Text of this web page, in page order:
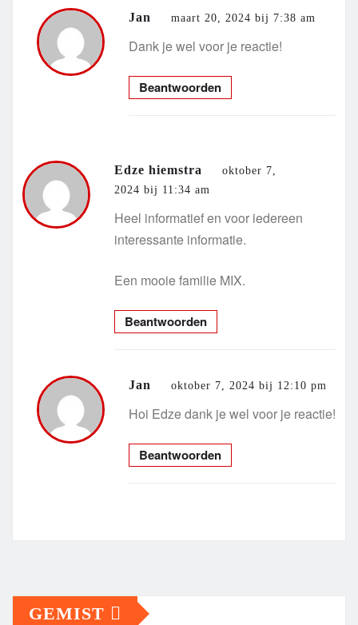
Jan maart 20, 2024 bij 7:38 am
Dank je wel voor je reactie!
Beantwoorden
Edze hiemstra
oktober 7,
2024 bij 11:34 am
Heel informatief en voor iedereen
interessante informatie.
Een mooie familie MIX.
Beantwoorden
Jan oktober 7, 2024 bij 12:10 pm
Hoi Edze dank je wel voor je reactie!
Beantwoorden
GEMIST